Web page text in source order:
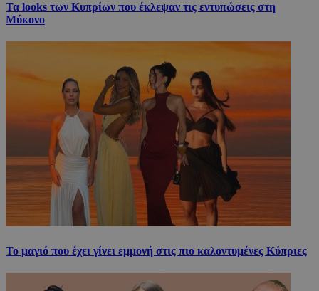
Τα looks των Κυπρίων που έκλεψαν τις εντυπώσεις στη
Μύκονο
Το μαγιό που έχει γίνει εμμονή στις πιο καλοντυμένες Κύπριες